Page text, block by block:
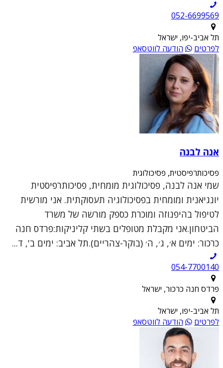
052-6699569
תל אביב-יפו, ישראל
לפרטים
הודעה לווטסאפ
אנה לבנה
פסיכותרפיסטית, פסיכולוגית
שמי אנה לבנה, פסיכולוגית מומחית, פסיכותרפיסטית
יונגיאנית ומומחית בפסיכולוגיה תעסוקתית. אני מורשית
לטיפול בהיפנוזה ומוכרת כספק מורשה של משרד
הביטחון.אני מקבלת מטופלים בשתי קליניקות:פרדס חנה
כרכור: ימים א׳, ג׳, ה׳ (בוקר-צהריים).תל אביב: ימים ב', ד...
054-7700140
פרדס חנה כרכור, ישראל
תל אביב-יפו, ישראל
לפרטים
הודעה לווטסאפ